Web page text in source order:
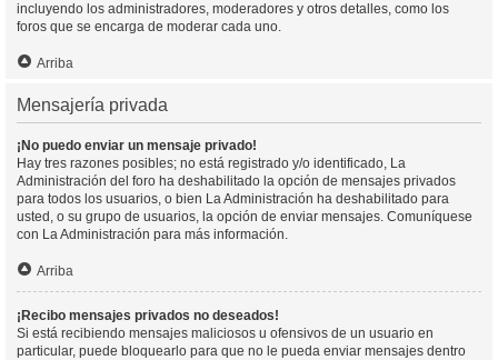
incluyendo los administradores, moderadores y otros detalles, como los
foros que se encarga de moderar cada uno.
Arriba
Mensajería privada
¡No puedo enviar un mensaje privado!
Hay tres razones posibles; no está registrado y/o identificado, La
Administración del foro ha deshabilitado la opción de mensajes privados
para todos los usuarios, o bien La Administración ha deshabilitado para
usted, o su grupo de usuarios, la opción de enviar mensajes. Comuníquese
con La Administración para más información.
Arriba
¡Recibo mensajes privados no deseados!
Si está recibiendo mensajes maliciosos u ofensivos de un usuario en
particular, puede bloquearlo para que no le pueda enviar mensajes dentro